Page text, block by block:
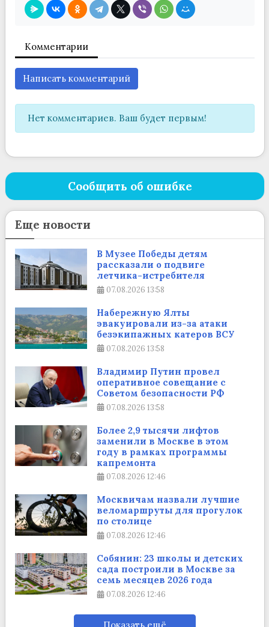
Комментарии
Написать комментарий
Нет комментариев. Ваш будет первым!
Сообщить об ошибке
Еще новости
В Музее Победы детям
рассказали о подвиге
летчика-истребителя
07.08.2026 13:58
Набережную Ялты
эвакуировали из-за атаки
безэкипажных катеров ВСУ
07.08.2026 13:58
Владимир Путин провел
оперативное совещание с
Советом безопасности РФ
07.08.2026 13:58
Более 2,9 тысячи лифтов
заменили в Москве в этом
году в рамках программы
капремонта
07.08.2026 12:46
Москвичам назвали лучшие
веломаршруты для прогулок
по столице
07.08.2026 12:46
Собянин: 23 школы и детских
сада построили в Москве за
семь месяцев 2026 года
07.08.2026 12:46